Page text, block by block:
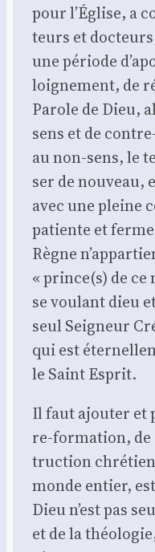
pour l’É­glise, a
teurs et
une période
loi­gne­ment, de
Parole de Dieu,
sens et de
au non-sens, le
ser de nou­veau,
avec une pleine
patiente et
Règne
« prince(s) de ce
se vou­lant dieu
seul Sei­gneur
qui est
le Saint Esprit.
Il faut ajou­ter et
re-for­ma­tion,
truc­tion
monde entier,
Dieu n’est pas
et de la